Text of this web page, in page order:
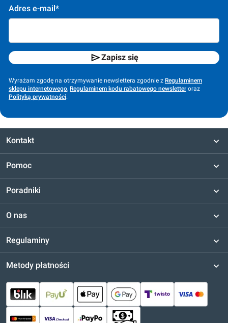
Adres e-mail*
Zapisz się
Wyrażam zgodę na otrzymywanie newslettera zgodnie z Regulaminem
sklepu internetowego, Regulaminem kodu rabatowego newsletter oraz
Polityką prywatności.
Kontakt
Pomoc
Poradniki
O nas
Regulaminy
Metody płatności